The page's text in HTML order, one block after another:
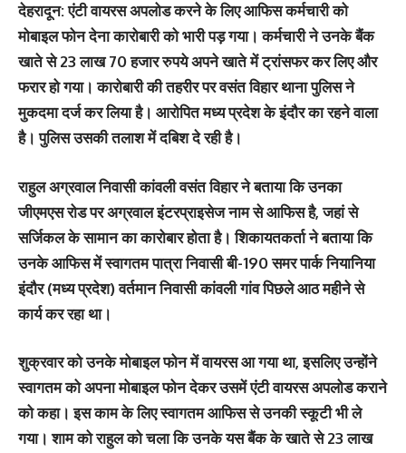
देहरादून: एंटी वायरस अपलोड करने के लिए आफिस कर्मचारी को
मोबाइल फोन देना कारोबारी को भारी पड़ गया। कर्मचारी ने उनके बैंक
खाते से 23 लाख 70 हजार रुपये अपने खाते में ट्रांसफर कर लिए और
फरार हो गया। कारोबारी की तहरीर पर वसंत विहार थाना पुलिस ने
मुकदमा दर्ज कर लिया है। आरोपित मध्य प्रदेश के इंदौर का रहने वाला
है। पुलिस उसकी तलाश में दबिश दे रही है।
राहुल अग्रवाल निवासी कांवली वसंत विहार ने बताया कि उनका
जीएमएस रोड पर अग्रवाल इंटरप्राइसेज नाम से आफिस है, जहां से
सर्जिकल के सामान का कारोबार होता है। शिकायतकर्ता ने बताया कि
उनके आफिस में स्वागतम पात्रा निवासी बी-190 समर पार्क नियानिया
इंदौर (मध्य प्रदेश) वर्तमान निवासी कांवली गांव पिछले आठ महीने से
कार्य कर रहा था।
शुक्रवार को उनके मोबाइल फोन में वायरस आ गया था, इसलिए उन्होंने
स्वागतम को अपना मोबाइल फोन देकर उसमें एंटी वायरस अपलोड कराने
को कहा। इस काम के लिए स्वागतम आफिस से उनकी स्कूटी भी ले
गया। शाम को राहुल को चला कि उनके यस बैंक के खाते से 23 लाख